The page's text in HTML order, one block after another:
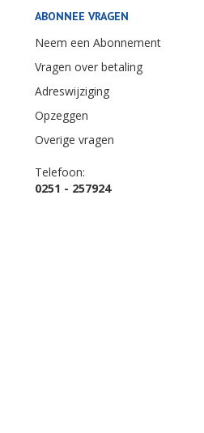
ABONNEE VRAGEN
Neem een Abonnement
Vragen over betaling
Adreswijziging
Opzeggen
Overige vragen
Telefoon:
0251 - 257924